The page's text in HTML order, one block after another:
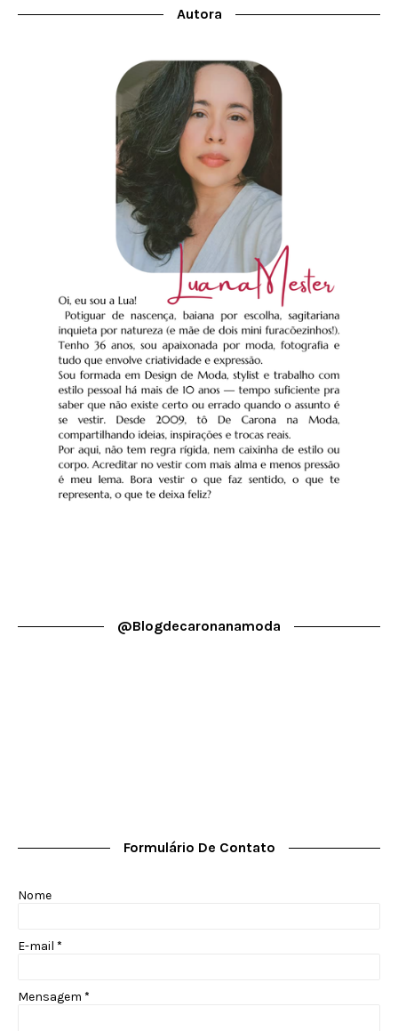
Autora
@blogdecaronanamoda
Formulário De Contato
Nome
E-mail *
Mensagem *